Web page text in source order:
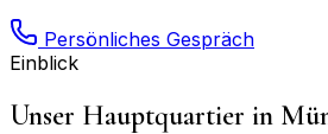
Persönliches Gespräch
Einblick
Unser Hauptquartier in